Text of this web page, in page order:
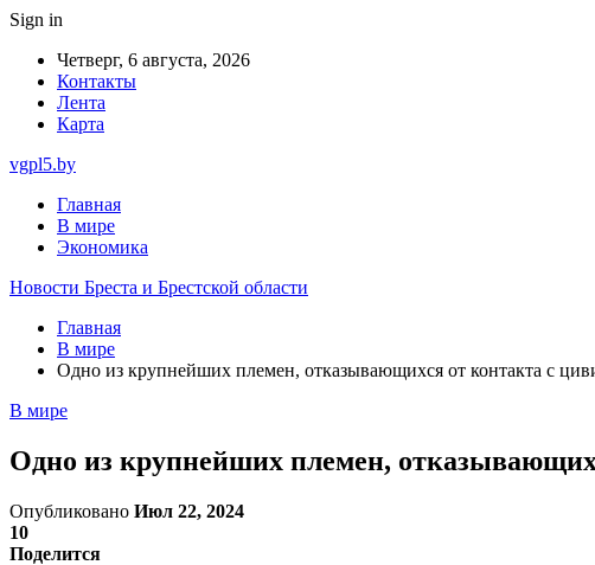
Sign in
Четверг, 6 августа, 2026
Контакты
Лента
Карта
vgpl5.by
Главная
В мире
Экономика
Новости Бреста и Брестской области
Главная
В мире
Одно из крупнейших племен, отказывающихся от контакта с
В мире
Одно из крупнейших племен,
Опубликовано Июл 22, 2024
10
Поделится